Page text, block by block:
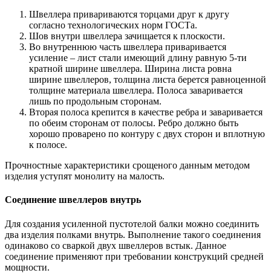
Швеллера привариваются торцами друг к другу
согласно технологических норм ГОСТа.
Шов внутри швеллера зачищается к плоскости.
Во внутреннюю часть швеллера приваривается
усиление – лист стали имеющий длину равную 5-ти
кратной ширине швеллера. Ширина листа ровна
ширине швеллеров, толщина листа берется равноценной
толщине материала швеллера. Полоса заваривается
лишь по продольным сторонам.
Вторая полоса крепится в качестве ребра и заваривается
по обеим сторонам от полосы. Ребро должно быть
хорошо проварено по контуру с двух сторон и вплотную
к полосе.
Прочностные характеристики срощеного данным методом
изделия уступят монолиту на малость.
Соединение швеллеров внутрь
Для создания усиленной пустотелой балки можно соединить
два изделия полками внутрь. Выполнение такого соединения
одинаково со сваркой двух швеллеров встык. Данное
соединение применяют при требовании конструкций средней
мощности.